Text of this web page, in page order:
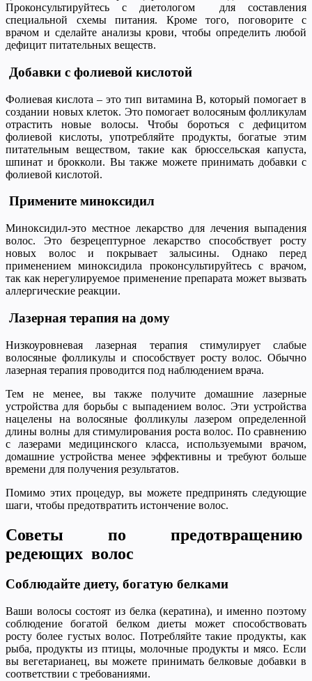
Проконсультируйтесь с диетологом для составления
специальной схемы питания. Кроме того, поговорите с
врачом и сделайте анализы крови, чтобы определить любой
дефицит питательных веществ.
Добавки с фолиевой кислотой
Фолиевая кислота – это тип витамина В, который помогает в
создании новых клеток. Это помогает волосяным фолликулам
отрастить новые волосы. Чтобы бороться с дефицитом
фолиевой кислоты, употребляйте продукты, богатые этим
питательным веществом, такие как брюссельская капуста,
шпинат и брокколи. Вы также можете принимать добавки с
фолиевой кислотой.
Примените миноксидил
Миноксидил-это местное лекарство для лечения выпадения
волос. Это безрецептурное лекарство способствует росту
новых волос и покрывает залысины. Однако перед
применением миноксидила проконсультируйтесь с врачом,
так как нерегулируемое применение препарата может вызвать
аллергические реакции.
Лазерная терапия на дому
Низкоуровневая лазерная терапия стимулирует слабые
волосяные фолликулы и способствует росту волос. Обычно
лазерная терапия проводится под наблюдением врача.
Тем не менее, вы также получите домашние лазерные
устройства для борьбы с выпадением волос. Эти устройства
нацелены на волосяные фолликулы лазером определенной
длины волны для стимулирования роста волос. По сравнению
с лазерами медицинского класса, используемыми врачом,
домашние устройства менее эффективны и требуют больше
времени для получения результатов.
Помимо этих процедур, вы можете предпринять следующие
шаги, чтобы предотвратить истончение волос.
Советы по предотвращению
редеющих волос
Соблюдайте диету, богатую белками
Ваши волосы состоят из белка (кератина), и именно поэтому
соблюдение богатой белком диеты может способствовать
росту более густых волос. Потребляйте такие продукты, как
рыба, продукты из птицы, молочные продукты и мясо. Если
вы вегетарианец, вы можете принимать белковые добавки в
соответствии с требованиями.